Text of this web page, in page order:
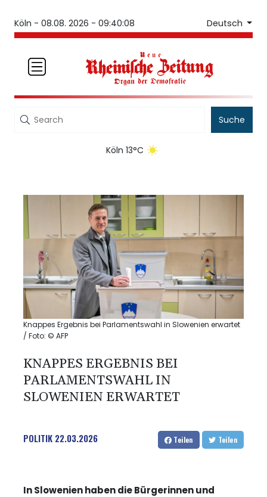
Köln - 08.08. 2026 - 09:40:08 Deutsch
Suche
Köln 13°C
Knappes Ergebnis bei Parlamentswahl in Slowenien erwartet
/ Foto: © AFP
KNAPPES ERGEBNIS BEI
PARLAMENTSWAHL IN
SLOWENIEN ERWARTET
POLITIK 22.03.2026 Teilen Teilen
In Slowenien haben die Bürgerinnen und